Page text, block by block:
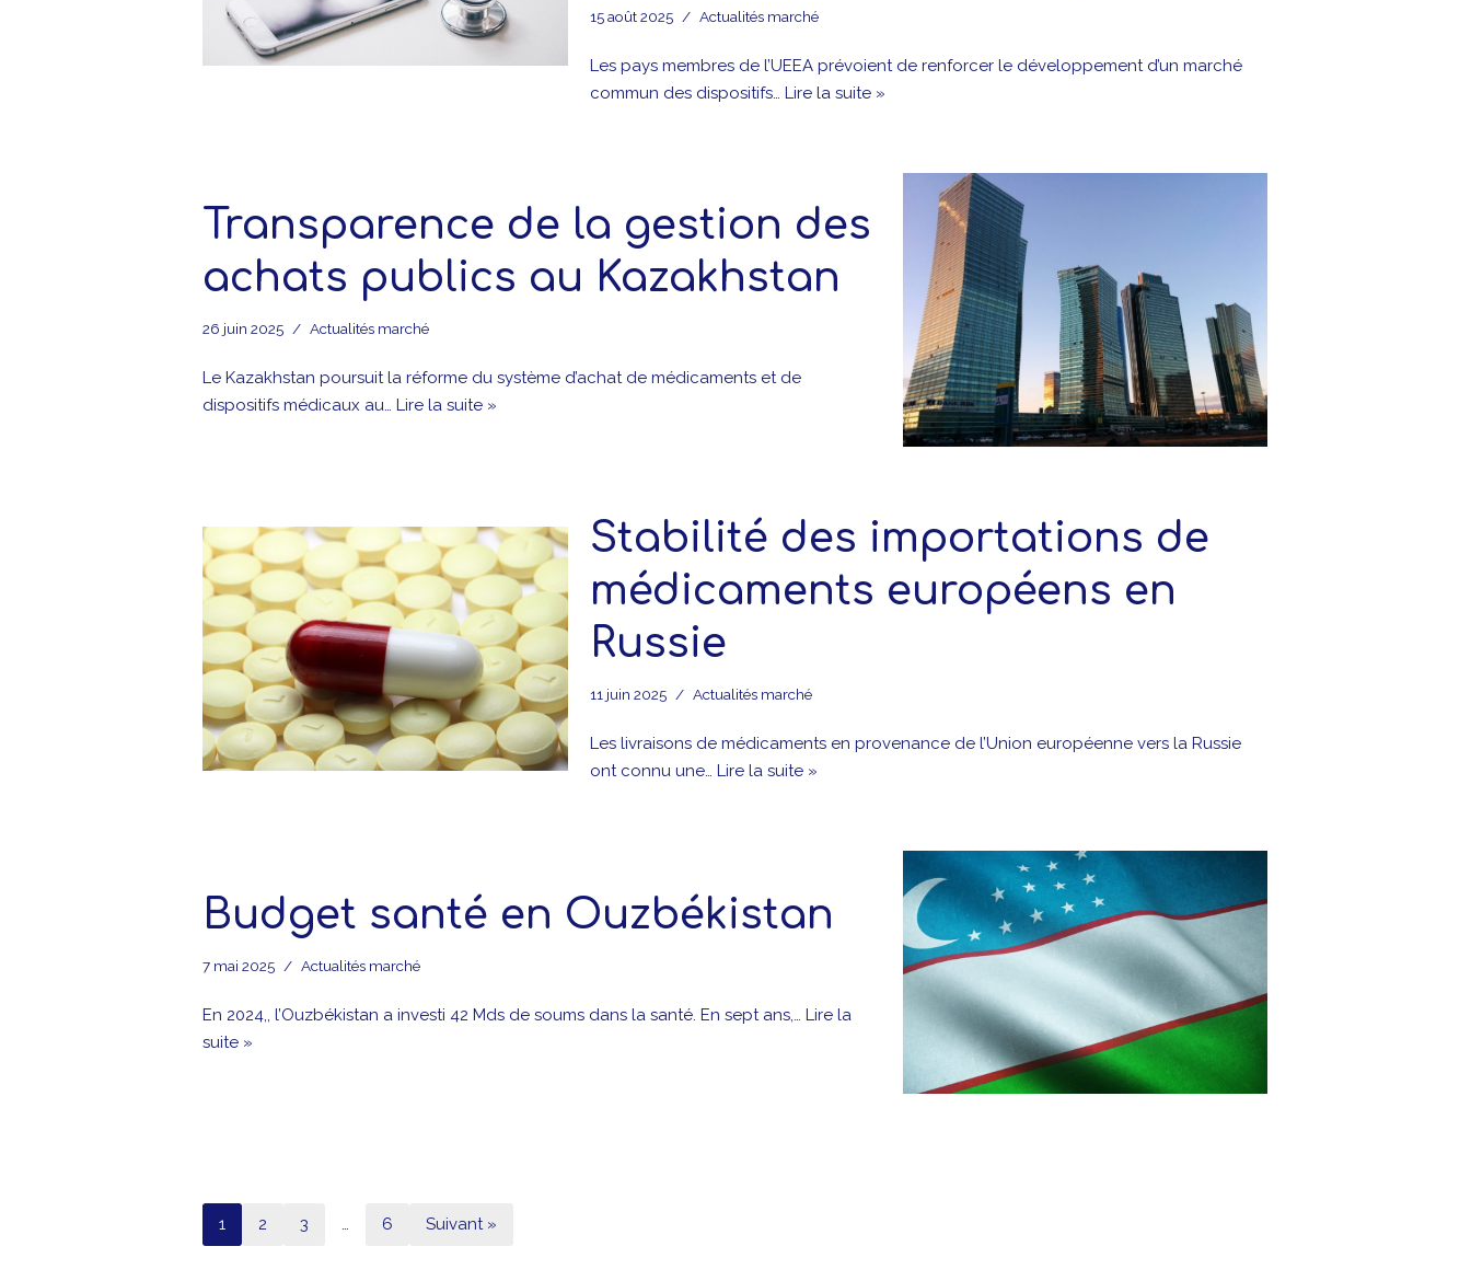
15 août 2025 Actualités marché
Les pays membres de l’UEEA prévoient de renforcer le développement d’un marché
commun des dispositifs…Lire la suite »
Transparence de la gestion des
achats publics au Kazakhstan
26 juin 2025 Actualités marché
Le Kazakhstan poursuit la réforme du système d’achat de médicaments et de
dispositifs médicaux au… Lire la suite »
Stabilité des importations de
médicaments européens en
Russie
11 juin 2025 Actualités marché
Les livraisons de médicaments en provenance de l’Union européenne vers la Russie
ont connu une…Lire la suite »
Budget santé en Ouzbékistan
7 mai 2025 Actualités marché
En 2024,, l’Ouzbékistan a investi 42 Mds de soums dans la santé. En sept ans,…Lire la
suite »
1 2 3 … 6 Suivant »